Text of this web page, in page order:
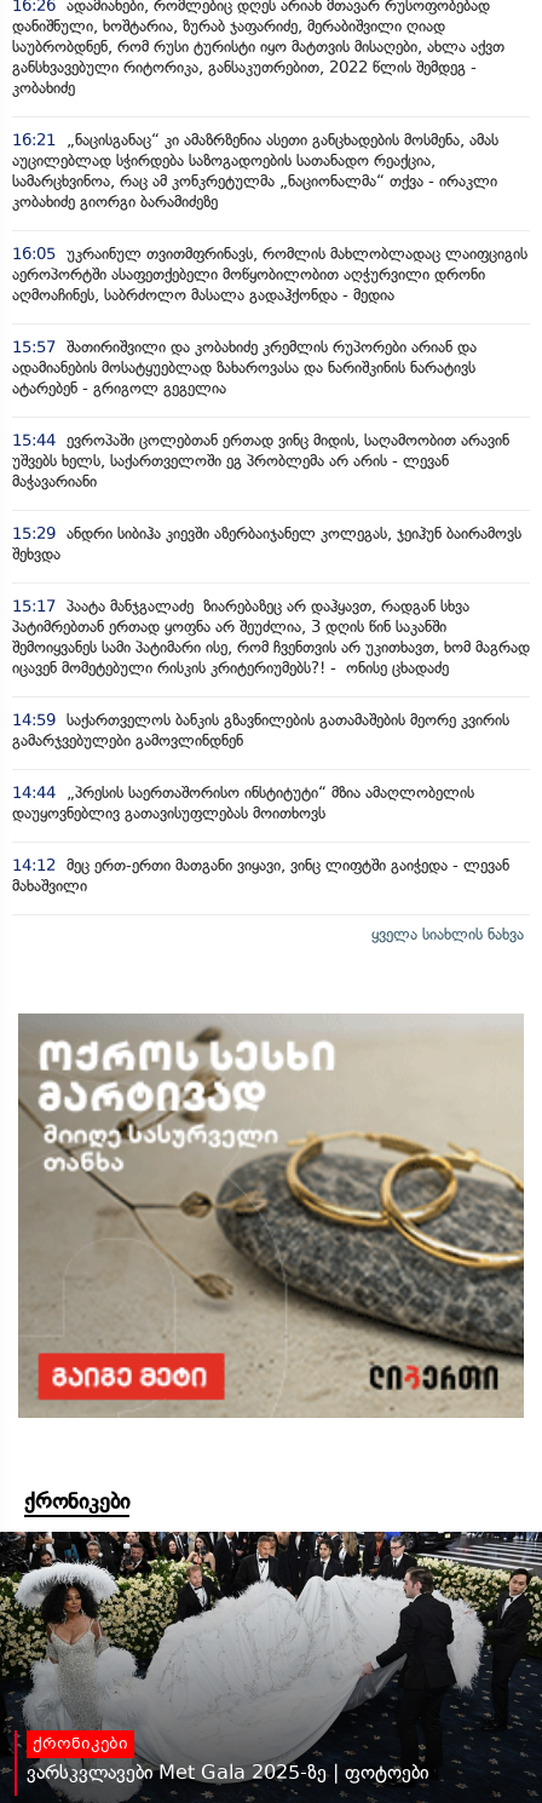
16:26 ადამიანები, რომლებიც დღეს არიან მთავარ რუსოფობებად
დანიშნული, ხოშტარია, ზურაბ ჯაფარიძე, მერაბიშვილი ღიად
საუბრობდნენ, რომ რუსი ტურისტი იყო მატთვის მისაღები, ახლა აქვთ
განსხვავებული რიტორიკა, განსაკუთრებით, 2022 წლის შემდეგ -
კობახიძე
16:21
„ნაცისგანაც“ კი ამაზრზენია ასეთი განცხადების მოსმენა, ამას
აუცილებლად სჭირდება საზოგადოების სათანადო რეაქცია,
სამარცხვინოა, რაც ამ კონკრეტულმა „ნაციონალმა“ თქვა - ირაკლი
კობახიძე გიორგი ბარამიძეზე
16:05 უკრაინულ თვითმფრინავს, რომლის მახლობლადაც ლაიფციგის
აეროპორტში ასაფეთქებელი მოწყობილობით აღჭურვილი დრონი
აღმოაჩინეს, საბრძოლო მასალა გადაჰქონდა - მედია
15:57 შათირიშვილი და კობახიძე კრემლის რუპორები არიან და
ადამიანების მოსატყუებლად ზახაროვასა და ნარიშკინის ნარატივს
ატარებენ - გრიგოლ გეგელია
15:44 ევროპაში ცოლებთან ერთად ვინც მიდის, საღამოობით არავინ
უშვებს ხელს, საქართველოში ეგ პრობლემა არ არის - ლევან
მაჭავარიანი
15:29 ანდრი სიბიჰა კიევში აზერბაიჯანელ კოლეგას, ჯეიჰუნ ბაირამოვს
შეხვდა
15:17 პაატა მანჯგალაძე ზიარებაზეც არ დაჰყავთ, რადგან სხვა
პატიმრებთან ერთად ყოფნა არ შეუძლია, 3 დღის წინ საკანში
შემოიყვანეს სამი პატიმარი ისე, რომ ჩვენთვის არ უკითხავთ, ხომ მაგრად
იცავენ მომეტებული რისკის კრიტერიუმებს?! - ონისე ცხადაძე
14:59 საქართველოს ბანკის გზავნილების გათამაშების მეორე კვირის
გამარჯვებულები გამოვლინდნენ
14:44
„პრესის საერთაშორისო ინსტიტუტი“ მზია ამაღლობელის
დაუყოვნებლივ გათავისუფლებას მოითხოვს
14:12
მეც ერთ-ერთი მათგანი ვიყავი, ვინც ლიფტში გაიჭედა - ლევან
მახაშვილი
ყველა სიახლის ნახვა
ქრონიკები
ქრონიკები
ვარსკვლავები Met Gala 2025-ზე | ფოტოები